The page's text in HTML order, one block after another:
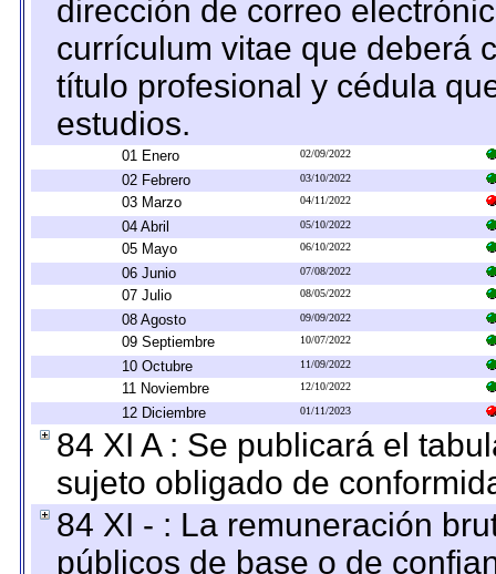
dirección de correo
currículum vitae que deberá
título profesional y cédula
estudios.
01 Enero 02/09/2022
02 Febrero 03/10/2022
03 Marzo 04/11/2022
04 Abril 05/10/2022
05 Mayo 06/10/2022
06 Junio 07/08/2022
07 Julio 08/05/2022
08 Agosto 09/09/2022
09 Septiembre 10/07/2022
10 Octubre 11/09/2022
11 Noviembre 12/10/2022
12 Diciembre 01/11/2023
84 XI A : Se publicará el
sujeto obligado de
84 XI - : La remuneración
públicos de base o de